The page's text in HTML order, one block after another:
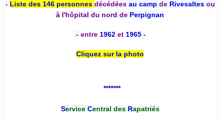
- Liste des 146 personnes décédées au camp deRivesaltesou
à l'hôpital du nord de Perpignan
- entre 1962 et 1965 -
Cliquez sur la photo
*******
Service Central desRapatriés